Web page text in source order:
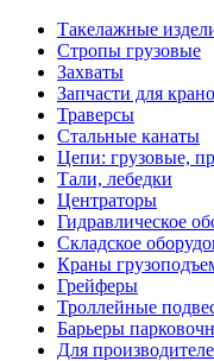
Такелажные
Стропы грузовые
Захваты
Запчасти для
Траверсы
Стальные канаты
Цепи: грузовые,
Тали, лебедки
Центраторы
Гидравлическое
Складское
Краны
Грейферы
Троллейные
Барьеры
Для